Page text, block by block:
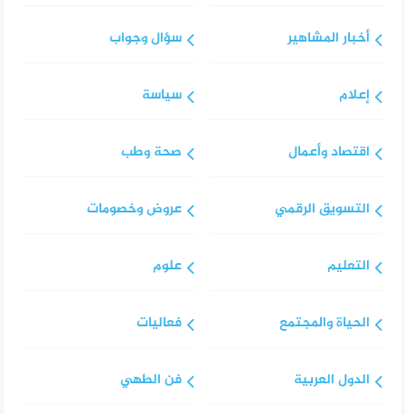
أخبار المشاهير
إعلام
اقتصاد وأعمال
التسويق الرقمي
التعليم
الحياة والمجتمع
الدول العربية
سؤال وجواب
سياسة
صحة وطب
عروض وخصومات
علوم
فعاليات
فن الطهي